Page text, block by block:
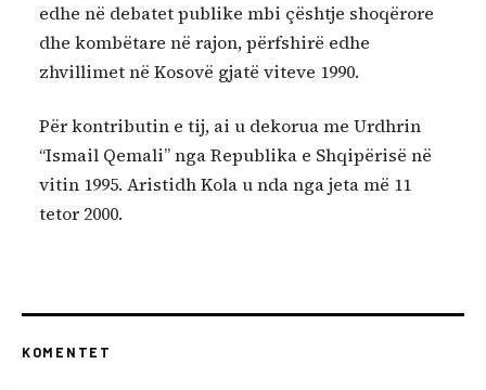
edhe në debatet publike mbi çështje shoqërore
dhe kombëtare në rajon, përfshirë edhe
zhvillimet në Kosovë gjatë viteve 1990.
Për kontributin e tij, ai u dekorua me Urdhrin
“Ismail Qemali” nga Republika e Shqipërisë në
vitin 1995. Aristidh Kola u nda nga jeta më 11
tetor 2000.
KOMENTET